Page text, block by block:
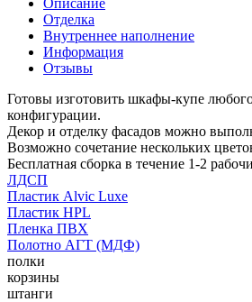
Отделка
Внутреннее наполнение
Информация
Отзывы
Готовы изготовить шкафы-купе
конфигурации.
Декор и отделку фасадов можно
Возможно сочетание нескольких
Бесплатная сборка в течение 1-2
ЛДСП
Пластик Alvic Luxe
Пластик HPL
Пленка ПВХ
Полотно АГТ (МДФ)
полки
корзины
штанги